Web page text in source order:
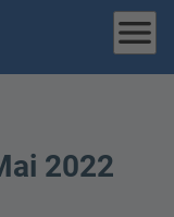
menu
2022